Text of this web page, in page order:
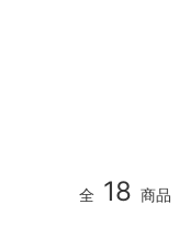
全 18 商品